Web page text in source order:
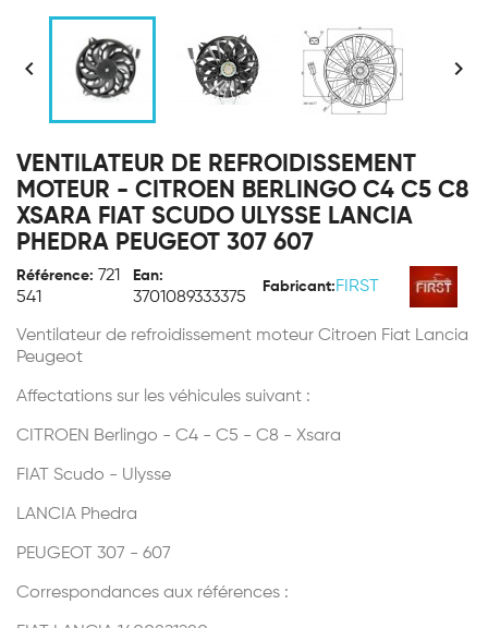
 
VENTILATEUR DE REFROIDISSEMENT
MOTEUR - CITROEN BERLINGO C4 C5 C8
XSARA FIAT SCUDO ULYSSE LANCIA
PHEDRA PEUGEOT 307 607
Référence: 721
541
Ean:
3701089333375
Fabricant: FIRST
Ventilateur de refroidissement moteur Citroen Fiat Lancia
Peugeot
Affectations sur les véhicules suivant :
CITROEN Berlingo - C4 - C5 - C8 - Xsara
FIAT Scudo - Ulysse
LANCIA Phedra
PEUGEOT 307 - 607
Correspondances aux références :